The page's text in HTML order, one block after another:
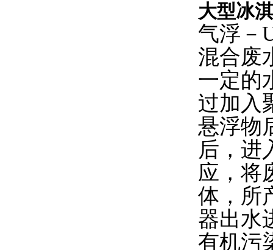
大型冰
气浮－
混合废
一定的
过加入
悬浮物
后，进
应，将
体，所
器出水
有机污